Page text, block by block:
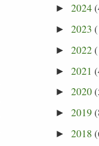
► 2024
► 2023
► 2022
► 2021
► 2020
► 2019
► 2018